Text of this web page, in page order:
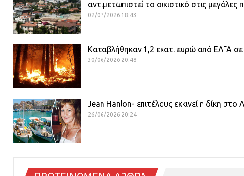
αντιμετωπιστεί το οικιστικό στις μεγάλες
02/07/2026 18:43
Καταβλήθηκαν 1,2 εκατ. ευρώ από ΕΛΓΑ σε
30/06/2026 20:48
Jean Hanlon- επιτέλους εκκινεί η δίκη στο
26/06/2026 20:24